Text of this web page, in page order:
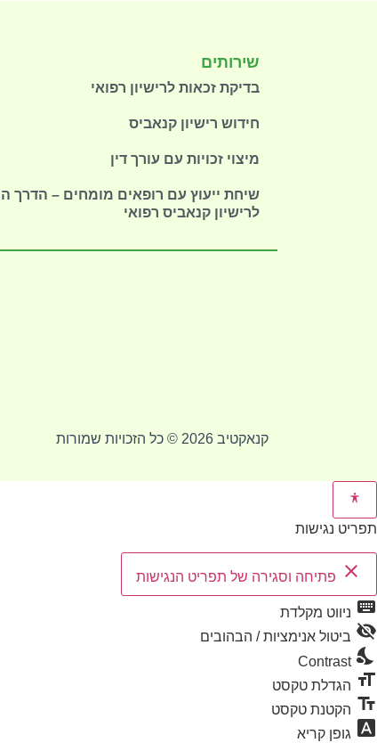
שירותים
בדיקת זכאות לרישיון רפואי
חידוש רישיון קנאביס
מיצוי זכויות עם עורך דין
שיחת ייעוץ עם רופאים מומחים – הדרך
לרישיון קנאביס רפואי
קנאקטיב 2026 © כל הזכויות שמורות
תפריט נגישות
close פתיחה וסגירה של תפריט הנגישות
keyboard ניווט מקלדת
visibility_off ביטול אנימציות / הבהובים
nights_stay
Contrast
format_size הגדלת טקסט
text_fields הקטנת טקסט
font_download גופן קריא